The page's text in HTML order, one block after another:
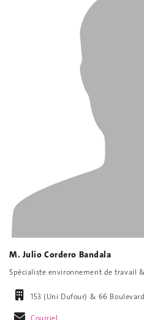
M. Julio Cordero Bandala
Spécialiste environnement de travail
153 (Uni Dufour) & 66